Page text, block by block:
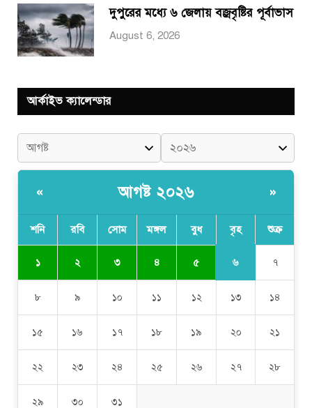
দুপুরের মধ্যে ৬ জেলায় বজ্রবৃষ্টির পূর্বাভাস
August 6, 2026
আর্কাইভ ক্যালেন্ডার
« আগষ্ট ২০২৬ »
শনি রবি সোম মঙ্গল বুধ বৃহ শুক্র
১ ২ ৩ ৪ ৫ ৬ ৭
৮ ৯ ১০ ১১ ১২ ১৩ ১৪
১৫ ১৬ ১৭ ১৮ ১৯ ২০ ২১
২২ ২৩ ২৪ ২৫ ২৬ ২৭ ২৮
২৯ ৩০ ৩১